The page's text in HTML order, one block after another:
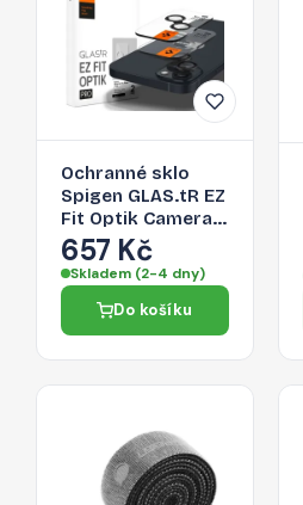
Ochranné sklo
Spigen GLAS.tR EZ
Fit Optik Camera
Protector pro
iPhone 14 / Plus / 15
/ Plus - black
657 Kč
Skladem (2-4 dny)
Do košíku